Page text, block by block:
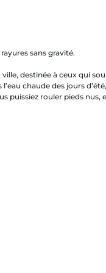
sans gravité.
destinée à ceux qui
chaude des jours
puissiez rouler pieds nus,